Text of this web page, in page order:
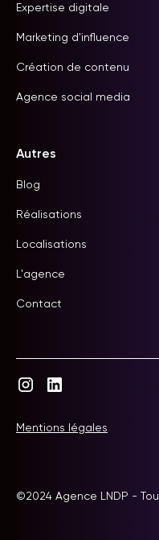
Expertise digitale
Marketing d'influence
Création de contenu
Agence social media
Autres
Blog
Réalisations
Localisations
L'agence
Contact
©2024 Agence LNDP -
Mentions légales